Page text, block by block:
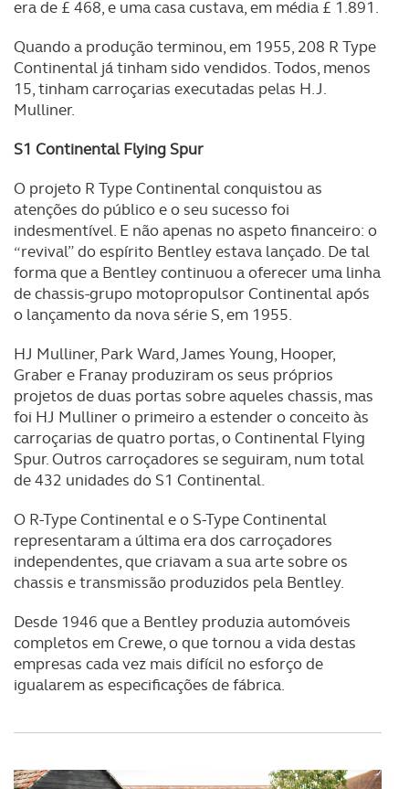
era de £ 468, e uma casa custava, em média £ 1.891.
Quando a produção terminou, em 1955, 208 R Type
Continental já tinham sido vendidos. Todos, menos
15, tinham carroçarias executadas pelas H.J.
Mulliner.
S1 Continental Flying Spur
O projeto R Type Continental conquistou as
atenções do público e o seu sucesso foi
indesmentível. E não apenas no aspeto financeiro: o
“revival” do espírito Bentley estava lançado. De tal
forma que a Bentley continuou a oferecer uma linha
de chassis-grupo motopropulsor Continental após
o lançamento da nova série S, em 1955.
HJ Mulliner, Park Ward, James Young, Hooper,
Graber e Franay produziram os seus próprios
projetos de duas portas sobre aqueles chassis, mas
foi HJ Mulliner o primeiro a estender o conceito às
carroçarias de quatro portas, o Continental Flying
Spur. Outros carroçadores se seguiram, num total
de 432 unidades do S1 Continental.
O R-Type Continental e o S-Type Continental
representaram a última era dos carroçadores
independentes, que criavam a sua arte sobre os
chassis e transmissão produzidos pela Bentley.
Desde 1946 que a Bentley produzia automóveis
completos em Crewe, o que tornou a vida destas
empresas cada vez mais difícil no esforço de
igualarem as especificações de fábrica.